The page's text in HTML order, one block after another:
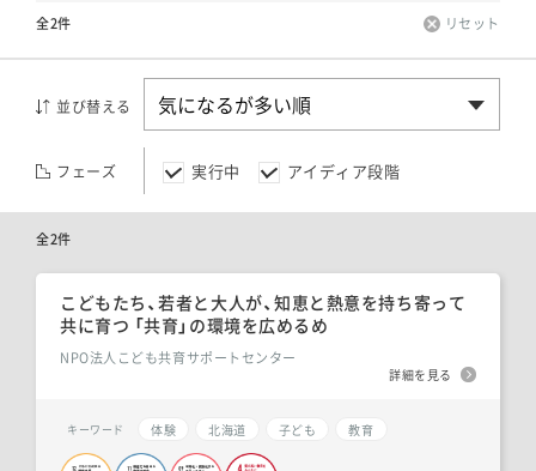
全2件 リセット
並び替える
フェーズ 実行中 アイディア段階
全2件
こどもたち、若者と大人が、知恵と熱意を持ち寄って
共に育つ 「共育」の環境を広めるめ
NPO法人こども共育サポートセンター
詳細を見る
キーワード 体験 北海道 子ども 教育